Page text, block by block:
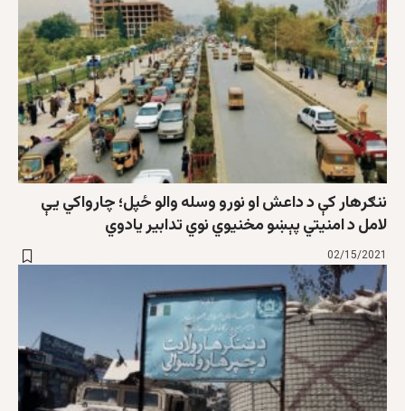
ننګرهار کې د داعش او نورو وسله والو ځپل؛ چارواکي یې
لامل د امنیتي پېښو مخنیوي نوي تدابیر یادوي
02/15/2021